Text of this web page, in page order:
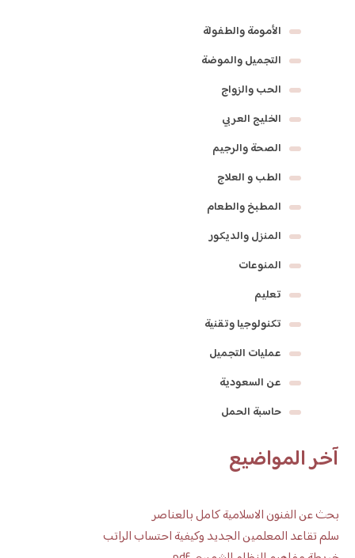
الأمومة والطفولة
التجميل والموضة
الحب والزواج
الخليج العربي
الصحة والرجيم
الطب و العلاج
المطبخ والطعام
المنزل والديكور
المنوعات
تعليم
تكنولوجيا وتقنية
عمليات التجميل
عن السعودية
حاسبة الحمل
آخر المواضيع
بحث عن الفنون الاسلامية كامل بالعناصر
سلم تقاعد المعلمين الجديد وكيفية احتساب الراتب